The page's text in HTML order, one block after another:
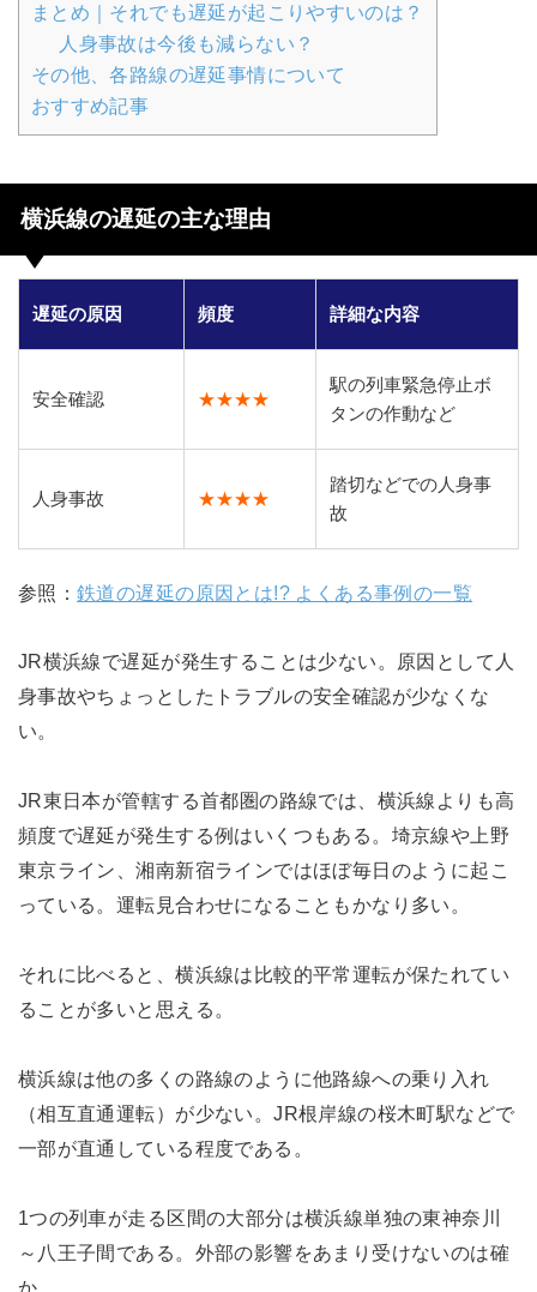
まとめ｜それでも遅延が起こりやすいのは？
人身事故は今後も減らない？
その他、各路線の遅延事情について
おすすめ記事
横浜線の遅延の主な理由
遅延の原因 頻度 詳細な内容
安全確認 ★★★★
駅の列車緊急停止ボ
タンの作動など
人身事故 ★★★★
踏切などでの人身事
故
参照：鉄道の遅延の原因とは!? よくある事例の一覧
JR横浜線で遅延が発生することは少ない。原因として人
身事故やちょっとしたトラブルの安全確認が少なくな
い。
JR東日本が管轄する首都圏の路線では、横浜線よりも高
頻度で遅延が発生する例はいくつもある。埼京線や上野
東京ライン、湘南新宿ラインではほぼ毎日のように起こ
っている。運転見合わせになることもかなり多い。
それに比べると、横浜線は比較的平常運転が保たれてい
ることが多いと思える。
横浜線は他の多くの路線のように他路線への乗り入れ
（相互直通運転）が少ない。JR根岸線の桜木町駅などで
一部が直通している程度である。
1つの列車が走る区間の大部分は横浜線単独の東神奈川
～八王子間である。外部の影響をあまり受けないのは確
か。